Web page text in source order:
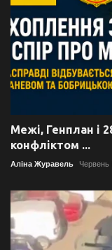
Межі, Генплан і
конфліктом ...
Аліна Журавель Червень